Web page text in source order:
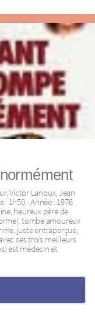
Victor Lanoux, Jean
: 1h50 - Année : 1976
heureux père de
tombe amoureux
juste entraperçue,
ses trois meilleurs
est médecin et